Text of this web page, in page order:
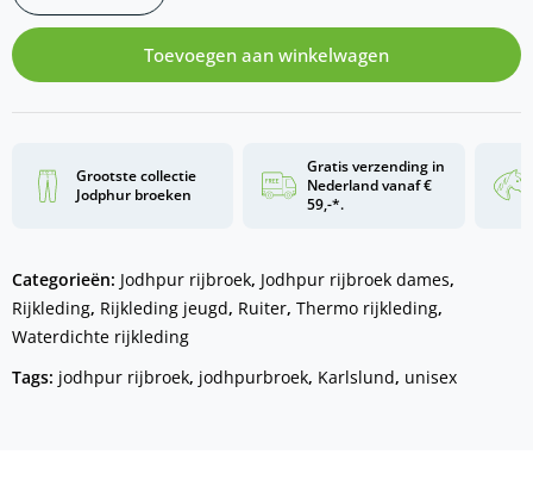
Toevoegen aan winkelwagen
Grootste collectie
Jodphur broeken
Gratis verzending in
Nederland vanaf €
59,-*.
Categorieën: Jodhpur rijbroek, Jodhpur rijbroek dames,
Rijkleding, Rijkleding jeugd, Ruiter, Thermo rijkleding,
Waterdichte rijkleding
Tags: jodhpur rijbroek, jodhpurbroek, Karlslund, unisex